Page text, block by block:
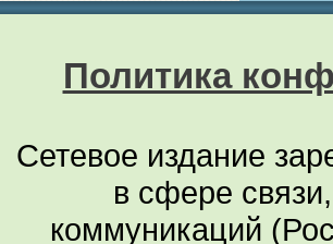
Политика
Сетевое издание
в сфере
коммуникаций